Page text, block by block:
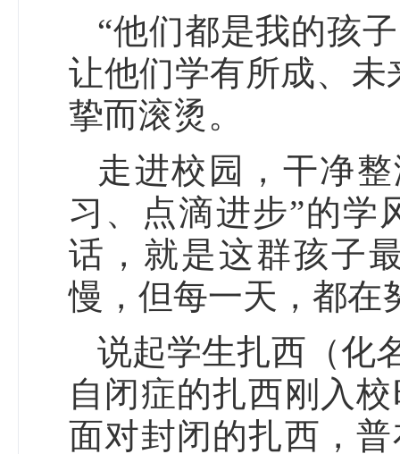
“他们都是我的孩
让他们学有所成、未
挚而滚烫。
走进校园，干净
习、点滴进步”的学
话，就是这群孩子
慢，但每一天，都在
说起学生扎西（化
自闭症的扎西刚入
面对封闭的扎西，